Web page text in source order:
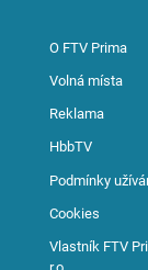
O FTV Prima
Volná místa
Reklama
HbbTV
Podmínky
Cookies
Vlastník FTV